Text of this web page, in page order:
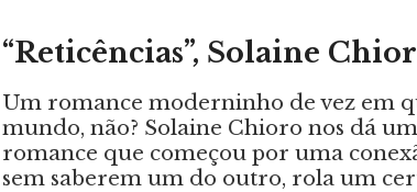
“Reticências”, Solaine
Um romance moderninho de vez em
mundo, não? Solaine Chioro nos dá
romance que começou por uma
sem saberem um do outro, rola um